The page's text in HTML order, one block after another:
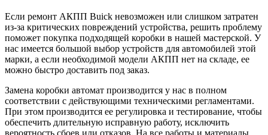
Если ремонт АКПП Buick невозможен или слишком затратен
из-за критических повреждений устройства, решить проблему
поможет покупка подходящей коробки в нашей мастерской. У
нас имеется большой выбор устройств для автомобилей этой
марки, а если необходимой модели АКПП нет на складе, ее
можно быстро доставить под заказ.
Замена коробки автомат производится у нас в полном
соответствии с действующими техническими регламентами.
При этом производится ее регулировка и тестирование, чтобы
обеспечить длительную исправную работу, исключить